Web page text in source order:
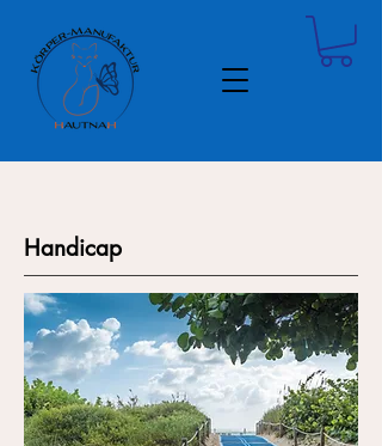
Handicap